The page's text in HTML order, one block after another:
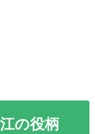
の役柄